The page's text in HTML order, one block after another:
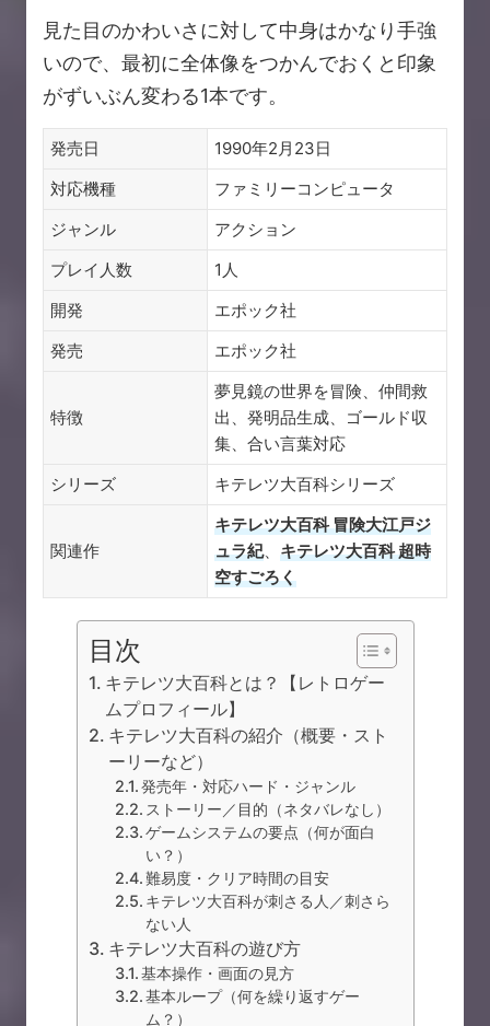
見た目のかわいさに対して中身はかなり手強
いので、最初に全体像をつかんでおくと印象
がずいぶん変わる1本です。
発売日
1990年2月23日
対応機種
ファミリーコンピュータ
ジャンル
アクション
プレイ人数
1人
開発
エポック社
発売
エポック社
特徴
夢見鏡の世界を冒険、仲間救
出、発明品生成、ゴールド収
集、合い言葉対応
シリーズ
キテレツ大百科シリーズ
関連作
キテレツ大百科 冒険大江戸ジ
ュラ紀、 キテレツ大百科 超時
空すごろく
目次
キテレツ大百科とは？【レトロゲー
ムプロフィール】
キテレツ大百科の紹介（概要・スト
ーリーなど）
発売年・対応ハード・ジャンル
ストーリー／目的（ネタバレなし）
ゲームシステムの要点（何が面白
い？）
難易度・クリア時間の目安
キテレツ大百科が刺さる人／刺さら
ない人
キテレツ大百科の遊び方
基本操作・画面の見方
基本ループ（何を繰り返すゲー
ム？）